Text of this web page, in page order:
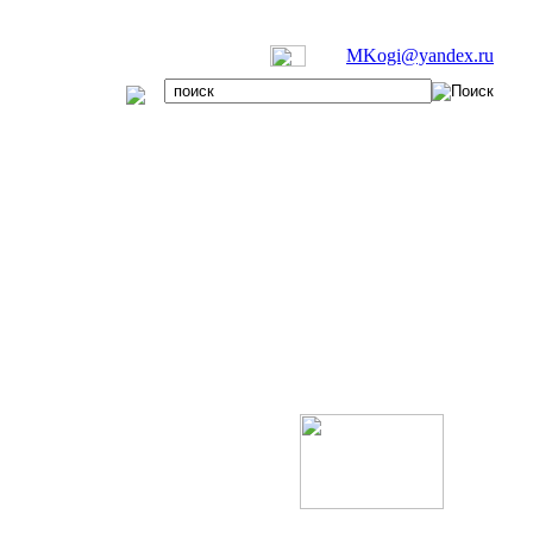
MKogi@yandex.ru